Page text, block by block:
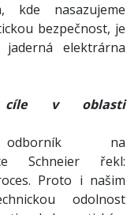
kde nasazujeme
bezpečnost, je
elektrárna
v oblasti
na
Schneier řekl:
Proto i našim
odolnost